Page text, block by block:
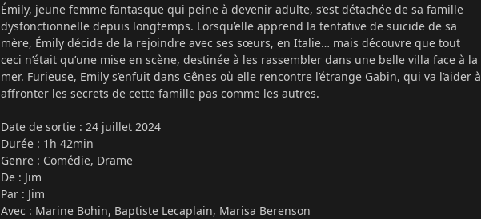
Émily, jeune femme fantasque qui peine à devenir adulte, s’est détachée de sa famille
dysfonctionnelle depuis longtemps. Lorsqu’elle apprend la tentative de suicide de sa
mère, Émily décide de la rejoindre avec ses sœurs, en Italie… mais découvre que tout
ceci n’était qu’une mise en scène, destinée à les rassembler dans une belle villa face à la
mer. Furieuse, Emily s’enfuit dans Gênes où elle rencontre l’étrange Gabin, qui va l’aider à
affronter les secrets de cette famille pas comme les autres.
Date de sortie : 24 juillet 2024
Durée : 1h 42min
Genre : Comédie, Drame
De : Jim
Par : Jim
Avec : Marine Bohin, Baptiste Lecaplain, Marisa Berenson